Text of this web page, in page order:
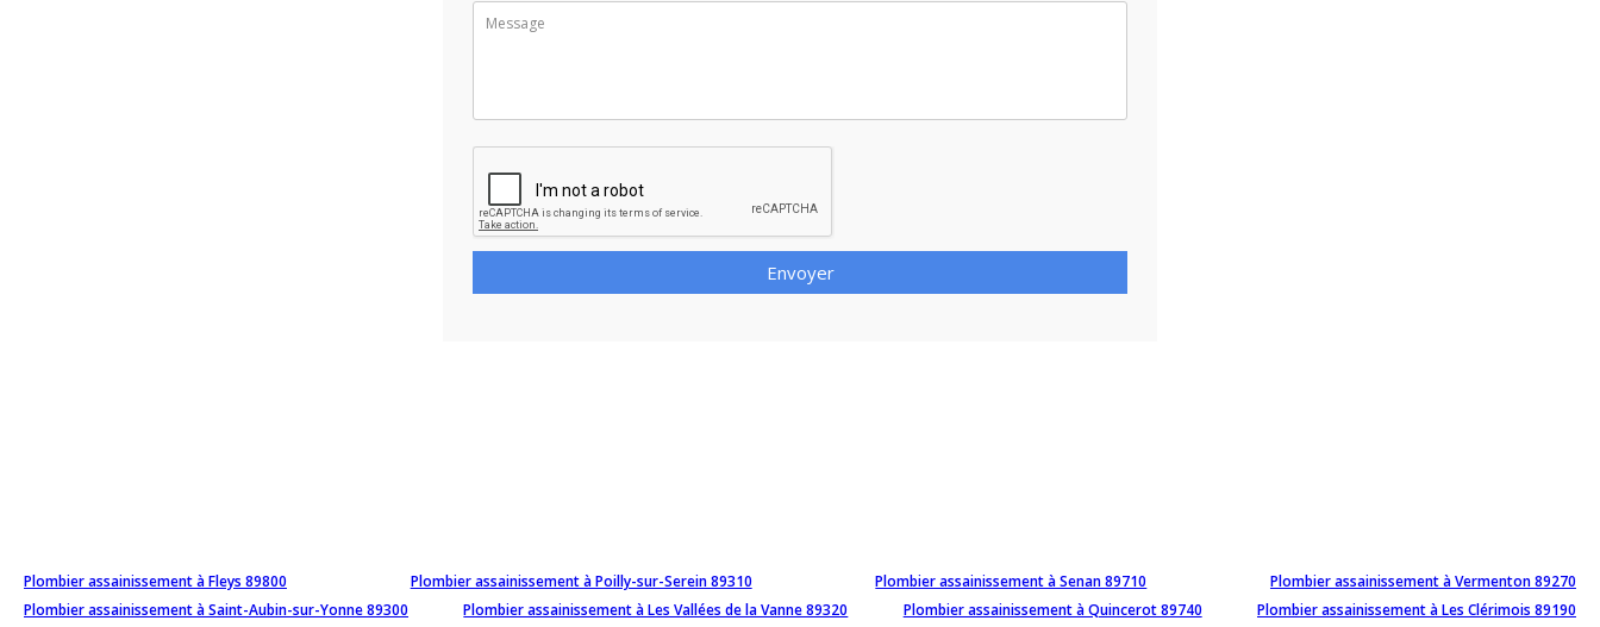
Envoyer
Plombier assainissement à Fleys 89800 Plombier assainissement à Poilly-sur-Serein 89310 Plombier assainissement à Senan 89710
Plombier assainissement à Vermenton 89270
Plombier assainissement à Saint-Aubin-sur-Yonne 89300
Plombier assainissement à Les Vallées de la Vanne 89320 Plombier assainissement à Quincerot 89740 Plombier assainissement à Les Clérimois 89190